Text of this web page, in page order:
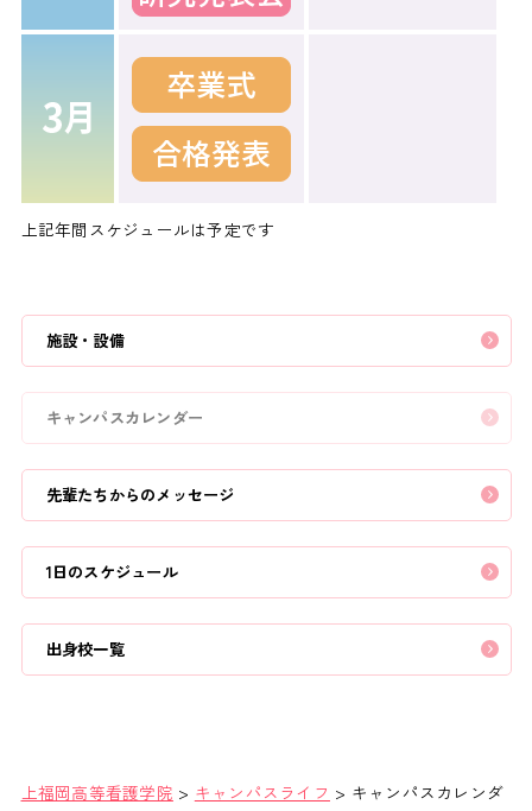
上記年間スケジュールは予定です
施設・設備
キャンパスカレンダー
先輩たちからのメッセージ
1日のスケジュール
出身校一覧
上福岡高等看護学院 > キャンパスライフ > キャンパスカレンダ